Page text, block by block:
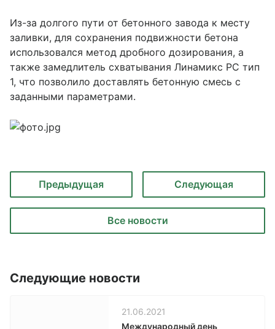
Из-за долгого пути от бетонного завода к месту
заливки, для сохранения подвижности бетона
использовался метод дробного дозирования, а
также замедлитель схватывания Линамикс РС тип
1, что позволило доставлять бетонную смесь с
заданными параметрами.
Предыдущая Следующая
Все новости
Следующие новости
21.06.2021
Международный день